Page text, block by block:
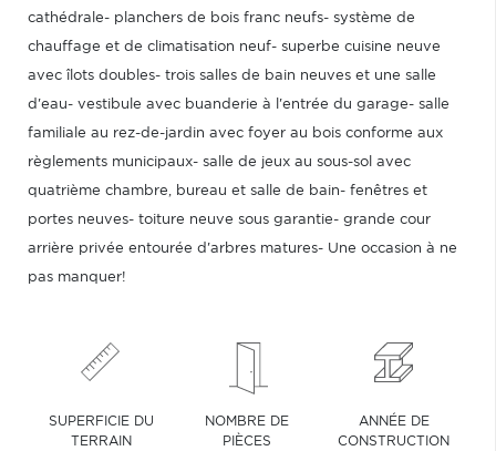
cathédrale- planchers de bois franc neufs- système de
chauffage et de climatisation neuf- superbe cuisine neuve
avec îlots doubles- trois salles de bain neuves et une salle
d'eau- vestibule avec buanderie à l'entrée du garage- salle
familiale au rez-de-jardin avec foyer au bois conforme aux
règlements municipaux- salle de jeux au sous-sol avec
quatrième chambre, bureau et salle de bain- fenêtres et
portes neuves- toiture neuve sous garantie- grande cour
arrière privée entourée d'arbres matures- Une occasion à ne
pas manquer!
SUPERFICIE DU
TERRAIN
NOMBRE DE
PIÈCES
ANNÉE DE
CONSTRUCTION